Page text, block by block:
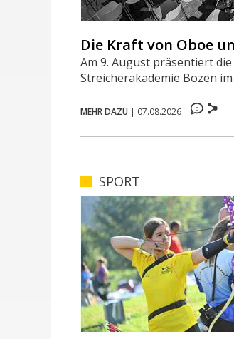
Die Kraft von Oboe
Am 9. August präsentiert die
Streicherakademie Bozen
MEHR DAZU | 07.08.2026 0
SPORT